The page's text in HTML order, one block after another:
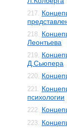
217.
218.
Леонтьева
219.
Д.Сьюпера
220.
221.
психологии
222.
223.